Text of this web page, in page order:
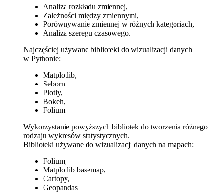
Analiza rozkładu zmiennej,
Zależności między zmiennymi,
Porównywanie zmiennej w różnych kategoriach,
Analiza szeregu czasowego.
Najczęściej używane biblioteki do wizualizacji danych
w Pythonie:
Matplotlib,
Seborn,
Plotly,
Bokeh,
Folium.
Wykorzystanie powyższych bibliotek do tworzenia różnego
rodzaju wykresów statystycznych.
Biblioteki używane do wizualizacji danych na mapach:
Folium,
Matplotlib basemap,
Cartopy,
Geopandas